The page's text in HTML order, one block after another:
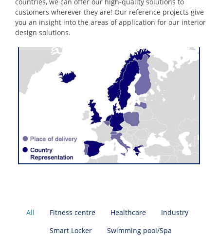
countries, we can offer our high-quality solutions to
customers wherever they are! Our reference projects give
you an insight into the areas of application for our interior
design solutions.
All Fitness centre Healthcare
Industry
Smart Locker
Swimming pool/Spa